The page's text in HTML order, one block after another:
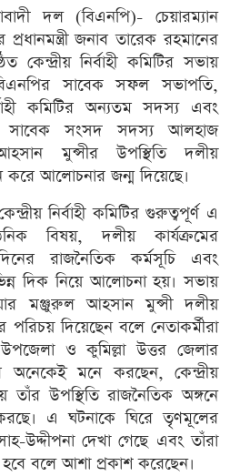
দল (বিএনপি)- চেয়ারম্যান
জনাব তারেক রহমানের
কেন্দ্রীয় নির্বাহী কমিটির সভায়
সাবেক সফল সভাপতি,
কমিটির অন্যতম সদস্য এবং
সাবেক সংসদ সদস্য আলহাজ
মুন্সীর উপস্থিতি দলীয়
করে আলোচনার জন্ম দিয়েছে।
নির্বাহী কমিটির গুরুত্বপূর্ণ এ
বিষয়, দলীয় কার্যক্রমের
রাজনৈতিক কর্মসূচি এবং
দিক নিয়ে আলোচনা হয়। সভায়
মঞ্জুরুল আহসান মুন্সী দলীয়
পরিচয় দিয়েছেন বলে নেতাকর্মীরা
উপজেলা ও কুমিল্লা উত্তর জেলার
অনেকেই মনে করছেন, কেন্দ্রীয়
তাঁর উপস্থিতি রাজনৈতিক অঙ্গনে
এ ঘটনাকে ঘিরে তৃণমূলের
উদ্দীপনা দেখা গেছে এবং তাঁরা
বলে আশা প্রকাশ করেছেন।